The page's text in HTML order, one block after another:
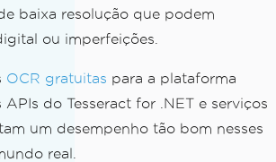
baixa resolução que podem
ou imperfeições.
OCR gratuitas para a plataforma
APIs do Tesseract for .NET e serviços
um desempenho tão bom nesses
real.